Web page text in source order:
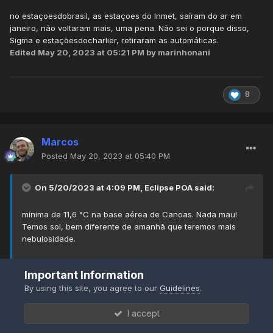
@marinhonani
, esse mapa da Sigma não está pegando as
estações do INMET. Elas saíram do site.
- Hoje minha estação não desligou durante a madrugada
(acho que consegui resolver boa parte do problema), e
no estaçoesdobrasil, as estaçoes do Inmet, saíram do ar em
janeiro, não voltaram mais, uma pena. Não sei o porque disso,
Sigma e estaçõesdocharlier, retiraram as automáticas.
Edited May 20, 2023 at 05:21 PM by marinhonani
8
Marcos
Posted May 20, 2023 at 05:40 PM
On 5/20/2023 at 4:09 PM, Eclipse POA said:
mínima de 11,6 °C na base aérea de Canoas. Nada mau!
Temos sol, bem diferente de amanhã que teremos mais
nebulosidade.
máximas como nas mínimas, acho que farão um bom
estrago na média de Maio.
Expand
Important Information
By using this site, you agree to ourGuidelines.
I accept